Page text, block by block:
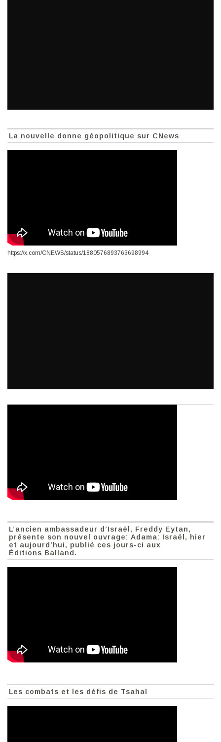
La nouvelle donne géopolitique sur CNews
https://x.com/CNEWS/status/1880576893763698994
L’ancien ambassadeur d’Israël, Freddy Eytan,
présente son nouvel ouvrage: Adama: Israël, hier
et aujourd’hui, publié ces jours-ci aux
Éditions Balland.
Les combats et les défis de Tsahal